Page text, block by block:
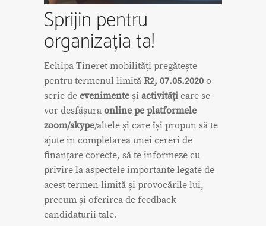
Sprijin pentru
organizația ta!
Echipa Tineret mobilități pregătește
pentru termenul limită R2, 07.05.2020 o
serie de evenimente și activități care se
vor desfășura online pe platformele
zoom/skype/altele și care își propun să te
ajute în completarea unei cereri de
finanțare corecte, să te informeze cu
privire la aspectele importante legate de
acest termen limită și provocările lui,
precum și oferirea de feedback
candidaturii tale.